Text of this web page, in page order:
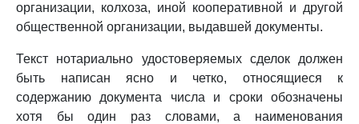
организации, колхоза, иной кооперативной и другой
общественной организации, выдавшей документы.
Текст нотариально удостоверяемых сделок должен
быть написан ясно и четко, относящиеся к
содержанию документа числа и сроки обозначены
хотя бы один раз словами, а наименования